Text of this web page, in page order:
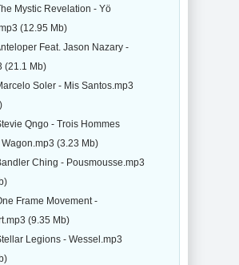
Mystic Revelation - Yö
(12.95 Mb)
Feat. Jason Nazary -
(21.1 Mb)
Soler - Mis Santos.mp3
Qngo - Trois Hommes
Wagon.mp3 (3.23 Mb)
Ching - Pousmousse.mp3
Frame Movement -
(9.35 Mb)
Legions - Wessel.mp3